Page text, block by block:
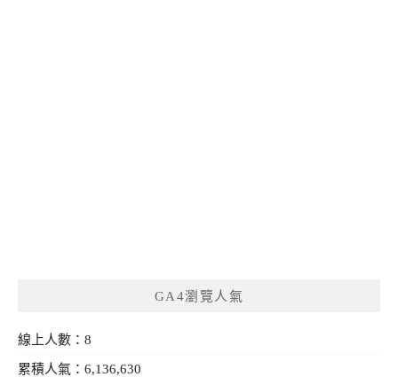
GA4瀏覽人氣
線上人數：8
累積人氣：6,136,630